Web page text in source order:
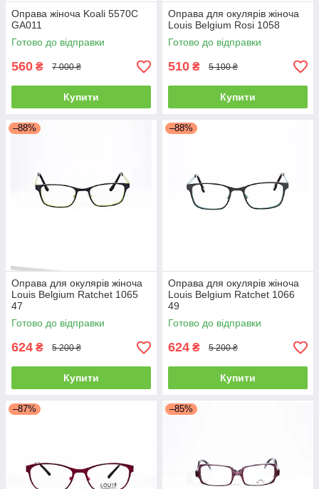
Оправа жіноча Koali 5570С
GA011
Готово до відправки
560 ₴ 7 000 ₴
Купити
Оправа для окулярів жіноча
Louis Belgium Rosi 1058
Готово до відправки
510 ₴ 5 100 ₴
Купити
–88%
Оправа для окулярів жіноча
Louis Belgium Ratchet 1065
47
Готово до відправки
624 ₴ 5 200 ₴
Купити
–88%
Оправа для окулярів жіноча
Louis Belgium Ratchet 1066
49
Готово до відправки
624 ₴ 5 200 ₴
Купити
–87% –85%